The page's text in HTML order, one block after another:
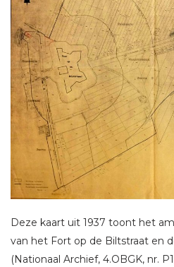
Deze kaart uit 1937 toont het
van het Fort op de Biltstraat en
(Nationaal Archief, 4.OBGK, nr.